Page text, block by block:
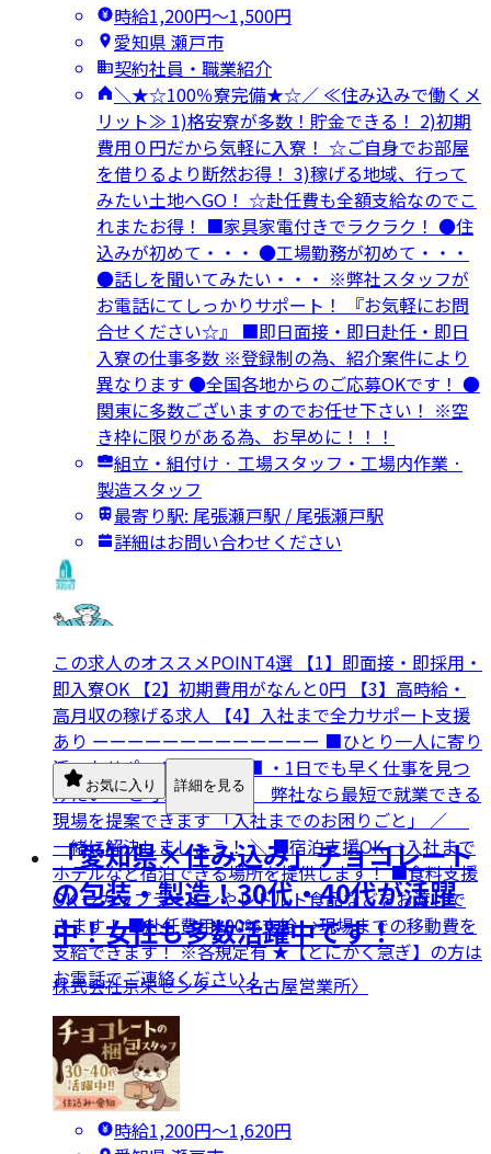
時給1,200円〜1,500円
愛知県 瀬戸市
契約社員・職業紹介
＼★☆100％寮完備★☆／ ≪住み込みで働くメ
リット≫ 1)格安寮が多数！貯金できる！ 2)初期
費用０円だから気軽に入寮！ ☆ご自身でお部屋
を借りるより断然お得！ 3)稼げる地域、行って
みたい土地へGO！ ☆赴任費も全額支給なのでこ
れまたお得！ ■家具家電付きでラクラク！ ●住
込みが初めて・・・ ●工場勤務が初めて・・・
●話しを聞いてみたい・・・ ※弊社スタッフが
お電話にてしっかりサポート！ 『お気軽にお問
合せください☆』 ■即日面接・即日赴任・即日
入寮の仕事多数 ※登録制の為、紹介案件により
異なります ●全国各地からのご応募OKです！ ●
関東に多数ございますのでお任せ下さい！ ※空
き枠に限りがある為、お早めに！！！
組立・組付け · 工場スタッフ・工場内作業 ·
製造スタッフ
最寄り駅: 尾張瀬戸駅 / 尾張瀬戸駅
詳細はお問い合わせください
この求人のオススメPOINT4選 【1】即面接・即採用・
即入寮OK 【2】初期費用がなんと0円 【3】高時給・
高月収の稼げる求人 【4】入社まで全力サポート支援
あり ーーーーーーーーーーーーー ■ひとり一人に寄り
添ったサポートをします■ ・1日でも早く仕事を見つ
けたい… と考えている方、 弊社なら最短で就業できる
現場を提案できます 「入社までのお困りごと」 ／
一緒に解決しましょう！ ＼ ■宿泊支援OK →入社まで
ホテルなど宿泊できる場所を提供します！ ■食料支援
OK →カップラーメンやレトルト食品などをお渡しで
きます！ ■赴任費用100％支給 →現場までの移動費を
支給できます！ ※各規定有 ★【とにかく急ぎ】の方は
お電話でご連絡ください！
お気に入り 詳細を見る
「愛知県×住み込み」チョコレート
の包装・製造！30代・40代が活躍
中！女性も多数活躍中です！
株式会社京栄センター〈名古屋営業所〉
時給1,200円〜1,620円